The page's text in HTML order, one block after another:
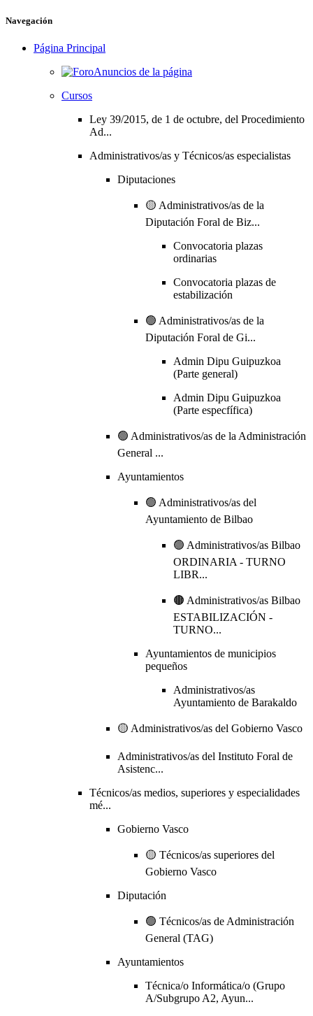
Navegación
Página Principal
Anuncios de la página
Cursos
Ley 39/2015, de 1 de octubre, del Procedimiento
Ad...
Administrativos/as y Técnicos/as especialistas
Diputaciones
🟡 Administrativos/as de la
Diputación Foral de Biz...
Convocatoria plazas
ordinarias
Convocatoria plazas de
estabilización
🟢 Administrativos/as de la
Diputación Foral de Gi...
Admin Dipu Guipuzkoa
(Parte general)
Admin Dipu Guipuzkoa
(Parte especfífica)
🟢 Administrativos/as de la Administración
General ...
Ayuntamientos
🟢 Administrativos/as del
Ayuntamiento de Bilbao
🟢 Administrativos/as Bilbao
ORDINARIA - TURNO
LIBR...
🟤 Administrativos/as Bilbao
ESTABILIZACIÓN -
TURNO...
Ayuntamientos de municipios
pequeños
Administrativos/as
Ayuntamiento de Barakaldo
🟡 Administrativos/as del Gobierno Vasco
Administrativos/as del Instituto Foral de
Asistenc...
Técnicos/as medios, superiores y especialidades
mé...
Gobierno Vasco
🟡 Técnicos/as superiores del
Gobierno Vasco
Diputación
🟢 Técnicos/as de Administración
General (TAG)
Ayuntamientos
Técnica/o Informática/o (Grupo
A/Subgrupo A2, Ayun...